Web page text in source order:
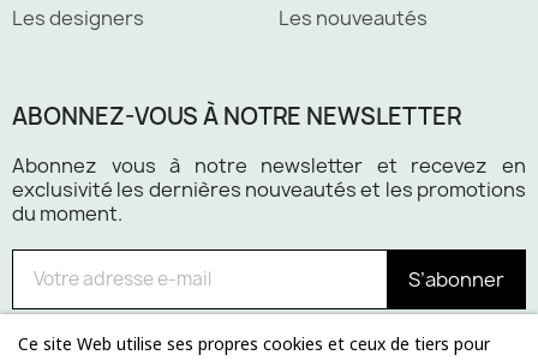
Les designers
Les nouveautés
ABONNEZ-VOUS À NOTRE NEWSLETTER
Abonnez vous à notre newsletter et recevez en
exclusivité les dernières nouveautés et les promotions
du moment.
S’abonner
Ce site Web utilise ses propres cookies et ceux de tiers pour